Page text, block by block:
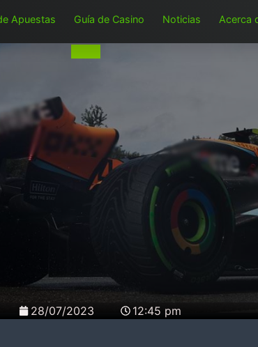
Apuestas Guía de Casino Noticias Acerca
28/07/2023 12:45 pm